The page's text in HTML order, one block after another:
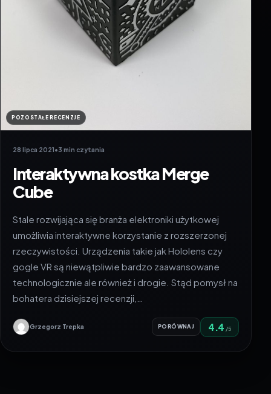
POZOSTAŁE RECENZJE
28 lipca 2021•3 min czytania
Interaktywna kostka Merge
Cube
Stale rozwijająca się branża elektroniki użytkowej
umożliwia interaktywne korzystanie z rozszerzonej
rzeczywistości. Urządzenia takie jak Hololens czy
gogle VR są niewątpliwie bardzo zaawansowane
technologicznie ale również i drogie. Stąd pomysł na
bohatera dzisiejszej recenzji,…
Grzegorz Trepka PORÓWNAJ 4.4 /5